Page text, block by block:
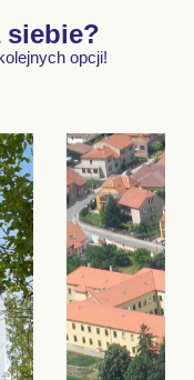
siebie?
opcji!